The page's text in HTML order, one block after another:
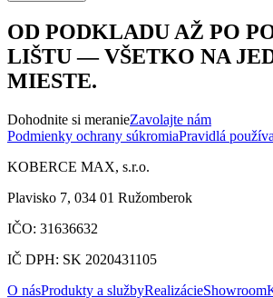
OD PODKLADU AŽ PO
LIŠTU — VŠETKO NA
MIESTE.
Dohodnite si meranieZavolajte nám
Podmienky ochrany súkromiaPravidlá
KOBERCE MAX, s.r.o.
Plavisko 7, 034 01 Ružomberok
IČO: 31636632
IČ DPH: SK 2020431105
O násProdukty a službyRealizácieShowroom